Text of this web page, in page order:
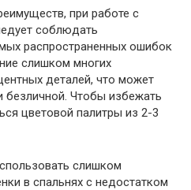
при работе с
соблюдать
распространенных ошибок
слишком многих
деталей, что может
безличной. Чтобы избежать
цветовой палитры из 2-3
слишком
в спальнях с недостатком